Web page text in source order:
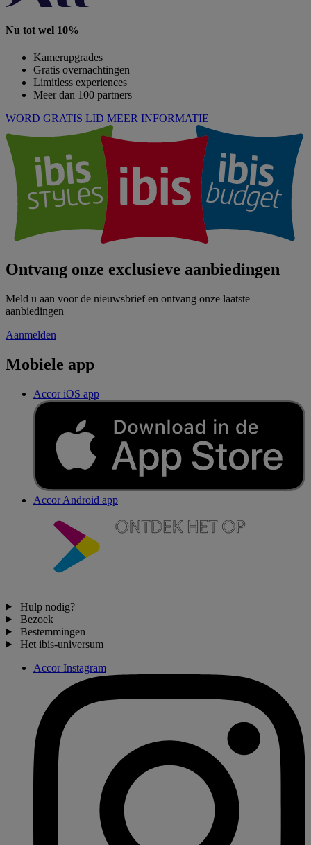
Nu tot wel 10%
Kamerupgrades
Gratis overnachtingen
Limitless experiences
Meer dan 100 partners
WORD GRATIS LID MEER INFORMATIE
Ontvang onze exclusieve aanbiedingen
Meld u aan voor de nieuwsbrief en ontvang onze laatste
aanbiedingen
Aanmelden
Mobiele app
Accor iOS app
Accor Android app
Hulp nodig?
Bezoek
Bestemmingen
Het ibis-universum
Accor Instagram